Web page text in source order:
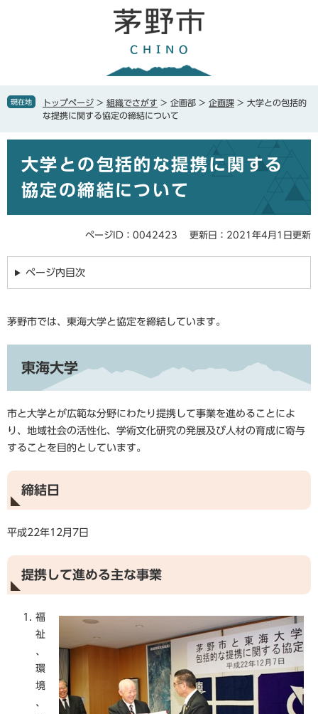
で
ば
本
現在地 トップページ > 組織でさがす > 企画部 > 企画課 > 大学との包括的
な提携に関する協定の締結について
大学との包括的な提携に関する
協定の締結について
ページID：0042423 更新日：2021年4月1日更新
ページ内目次
茅野市では、東海大学と協定を締結しています。
東海大学
市と大学とが広範な分野にわたり提携して事業を進めることによ
り、地域社会の活性化、学術文化研究の発展及び人材の育成に寄与
することを目的としています。
締結日
平成22年12月7日
提携して進める主な事業
福
祉
、
環
境
、